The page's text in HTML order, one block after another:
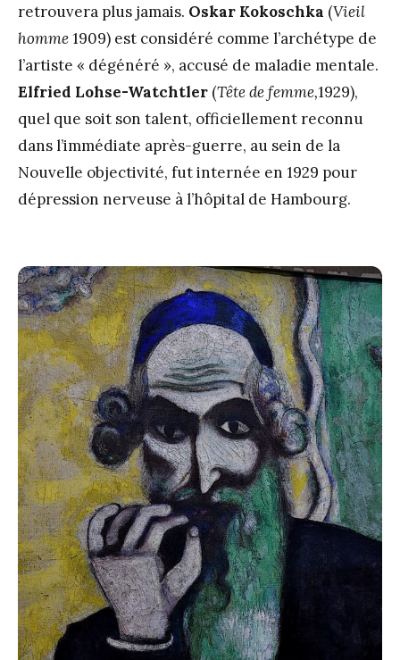
retrouvera plus jamais. Oskar Kokoschka (Vieil
homme1909) est considéré comme l’archétype de
l’artiste « dégénéré », accusé de maladie mentale.
Elfried Lohse-Watchtler (Tête de femme,1929),
quel que soit son talent, officiellement reconnu
dans l’immédiate après-guerre, au sein de la
Nouvelle objectivité, fut internée en 1929 pour
dépression nerveuse à l’hôpital de Hambourg.